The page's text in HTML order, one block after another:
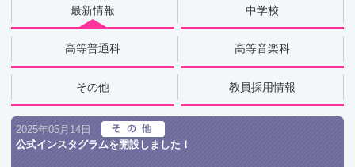
最新情報 中学校
高等普通科 高等音楽科
その他 教員採用情報
2025年05月14日
公式インスタグラムを開設しました！